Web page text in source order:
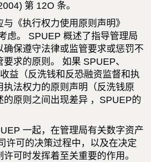
第 12O 条。
《执行权力使用原则声明》
虑。 SPUEP 概述了指导管理局
确保遵守法律或监管要求或惩罚不
求的原则。 如果 SPUEP、
益（反洗钱和反恐融资监督和执
执法权力的原则声明（反洗钱原
的原则之间出现差异 ，SPUEP的
一起，在管理局有关数字资产
许可的决策过程中，以及在决定
可时发挥着至关重要的作用。